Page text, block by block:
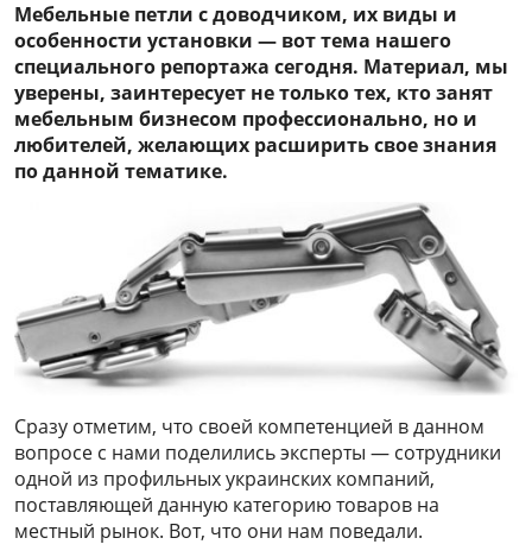
Мебельные петли с доводчиком, их виды и
особенности установки — вот тема нашего
специального репортажа сегодня. Материал, мы
уверены, заинтересует не только тех, кто занят
мебельным бизнесом профессионально, но и
любителей, желающих расширить свое знания
по данной тематике.
Сразу отметим, что своей компетенцией в данном
вопросе с нами поделились эксперты — сотрудники
одной из профильных украинских компаний,
поставляющей данную категорию товаров на
местный рынок. Вот, что они нам поведали.